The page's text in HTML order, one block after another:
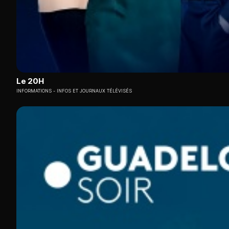
Le 20H
INFORMATIONS INFOS ET JOURNAUX TÉLÉVISÉS